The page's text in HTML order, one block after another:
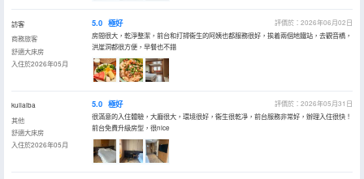
訪客
商務旅客
舒適大床房
入住於2026年05月
5.0 極好
評價於：2026年06月02日
房間很大，乾淨整潔，前台和打掃衞生的阿姨也都服務很好，挨着兩個地鐵站，去觀音橋，
洪崖洞都很方便，早餐也不錯
kuilaiba
其他
舒適大床房
入住於2026年05月
5.0 極好
評價於：2026年05月31日
很滿意的入住體驗，大廳很大，環境很好，衞生很乾凈，前台服務非常好，辦理入住很快！
前台免費升級房型，很nice